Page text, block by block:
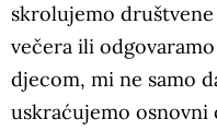
skrolujemo
večera ili
djecom, mi ne samo
uskraćujemo